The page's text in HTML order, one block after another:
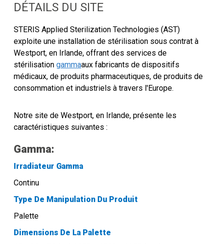
DÉTAILS DU SITE
STERIS Applied Sterilization Technologies (AST)
exploite une installation de stérilisation sous contrat à
Westport, en Irlande, offrant des services de
stérilisation gammaaux fabricants de dispositifs
médicaux, de produits pharmaceutiques, de produits de
consommation et industriels à travers l'Europe.
Notre site de Westport, en Irlande, présente les
caractéristiques suivantes :
Gamma:
Irradiateur Gamma
Continu
Type De Manipulation Du Produit
Palette
Dimensions De La Palette